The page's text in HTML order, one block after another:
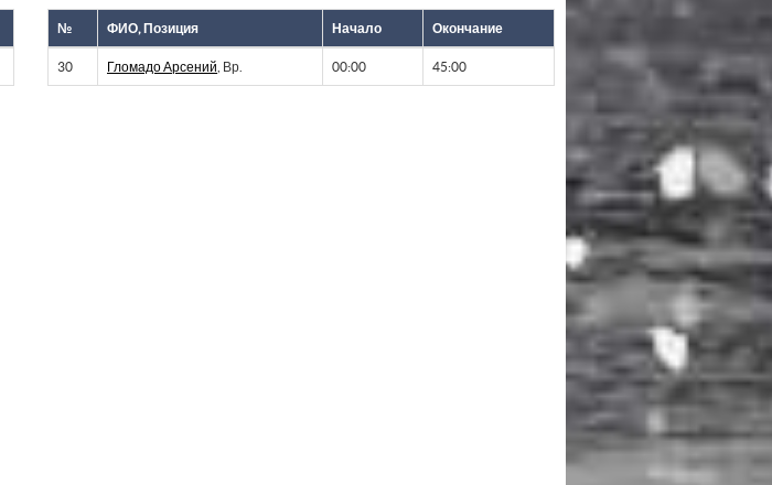
№ ФИО, Позиция Начало Окончание
30 Гломадо Арсений , Вр. 00:00 45:00